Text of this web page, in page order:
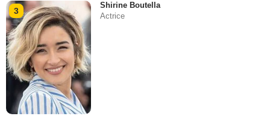
3
Shirine Boutella
Actrice